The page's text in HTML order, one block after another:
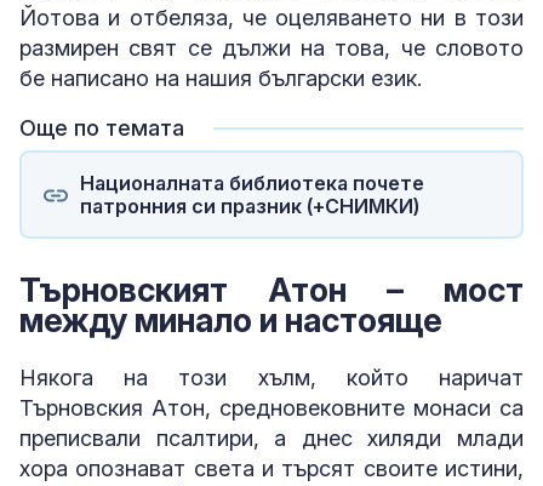
Йотова и отбеляза, че оцеляването ни в този
размирен свят се дължи на това, че словото
бе написано на нашия български език.
Още по темата
Националната библиотека почете
патронния си празник (+СНИМКИ)
Търновският Атон – мост
между минало и настояще
Някога на този хълм, който наричат
Търновския Атон, средновековните монаси са
преписвали псалтири, а днес хиляди млади
хора опознават света и търсят своите истини,